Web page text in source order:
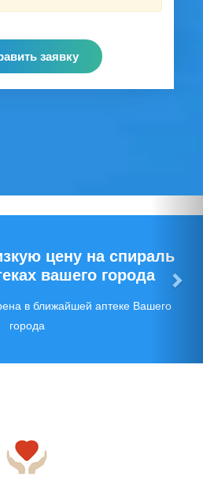
заявку
цену на спираль
вашего города
в ближайшей аптеке Вашего
города